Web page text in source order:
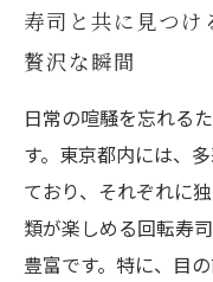
寿司と共に見つけ
贅沢な瞬間
日常の喧騒を忘れる
す。東京都内には、
ており、それぞれに
類が楽しめる回転寿
豊富です。特に、目